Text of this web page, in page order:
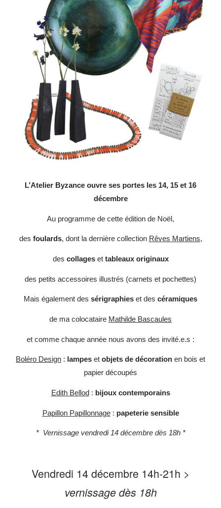
L’Atelier Byzance ouvre ses portes les 14, 15 et 16
décembre
Au programme de cette édition de Noël,
des foulards, dont la dernière collection Rêves Martiens,
des collageset tableaux originaux
des petits accessoires illustrés (carnets et pochettes)
Mais également des sérigraphies et des céramiques
de ma colocataire Mathilde Bascaules
et comme chaque année nous avons des invité.e.s :
Boléro Design : lampes et objets de décoration en bois et
papier découpés
Edith Bellod: bijoux contemporains
Papillon Papillonnage: papeterie sensible
* Vernissage vendredi 14 décembre dès 18h *
Vendredi 14 décembre 14h-21h >
vernissage dès 18h